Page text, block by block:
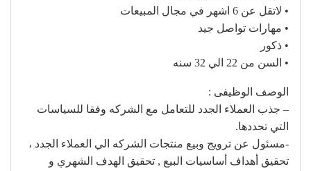
• لاتقل عن 6 اشهر في مجال المبيعات
• مهارات تواصل جيد
• ذكور
• السن من 22 الي 32 سنه
الوصف الوظيفى :
– جذب العملاء الجدد للتعامل مع الشركه وفقا للسياسات
التي تحددها.
-مسئول عن ترويج وبيع منتجات الشركه الي العملاء الجدد ،
تحقيق أهداف أساسيات البيع , تحقيق الهدف الشهري و